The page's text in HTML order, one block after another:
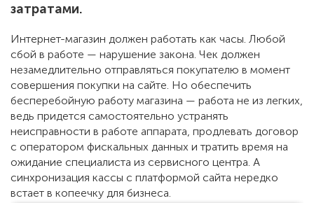
затратами.
Интернет-магазин должен работать как часы. Любой
сбой в работе — нарушение закона. Чек должен
незамедлительно отправляться покупателю в момент
совершения покупки на сайте. Но обеспечить
бесперебойную работу магазина — работа не из легких,
ведь придется самостоятельно устранять
неисправности в работе аппарата, продлевать договор
с оператором фискальных данных и тратить время на
ожидание специалиста из сервисного центра. А
синхронизация кассы с платформой сайта нередко
встает в копеечку для бизнеса.